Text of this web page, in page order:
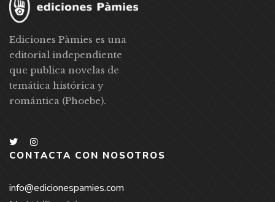
Ediciones Pàmies es una
editorial independiente
que publica novelas de
temática histórica y
romántica (Phoebe).
CONTACTA CON NOSOTROS
info@edicionespamies.com